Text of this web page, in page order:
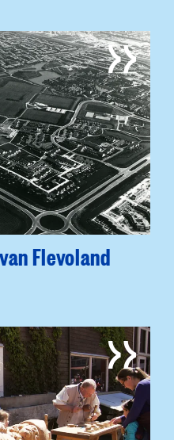
Flevoland